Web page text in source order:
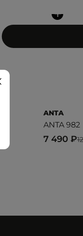
+
ANTA
ANTA 982
7 490 ₽